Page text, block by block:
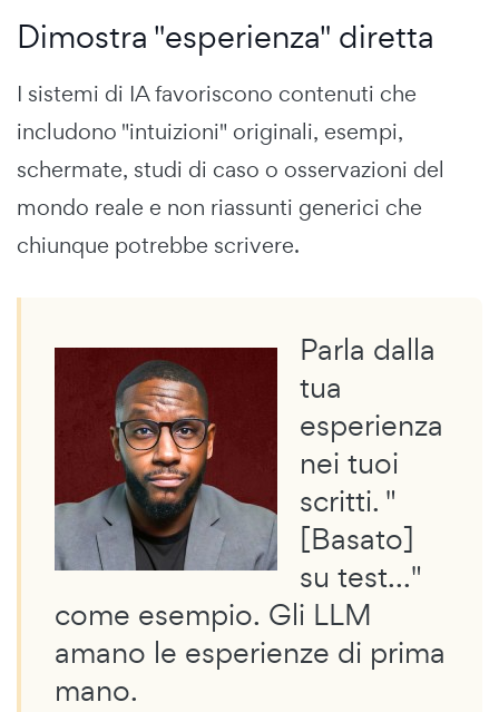
Dimostra "esperienza" diretta
I sistemi di IA favoriscono contenuti che
includono "intuizioni" originali, esempi,
schermate, studi di caso o osservazioni del
mondo reale e non riassunti generici che
chiunque potrebbe scrivere.
Parla dalla
tua
esperienza
nei tuoi
scritti. "
[Basato]
su test..."
come esempio. Gli LLM
amano le esperienze di prima
mano.